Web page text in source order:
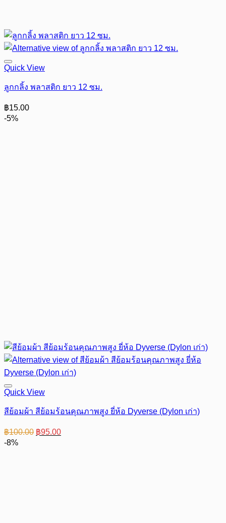
Quick View
ลูกกลิ้ง พลาสติก ยาว 12 ซม.
฿15.00
-5%
Quick View
สีย้อมผ้า สีย้อมร้อนคุณภาพสูง ยี่ห้อ Dyverse (Dylon เก่า)
฿100.00 Original
price
฿95.00Current
price
-8%